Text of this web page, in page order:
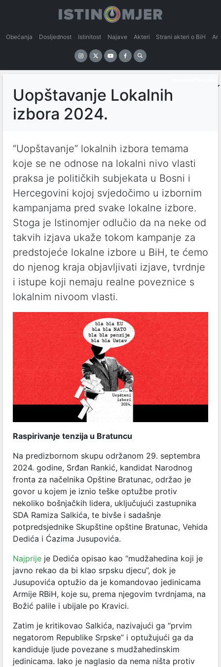
Obećanja Dosljednost Istinitost Najave Akteri Strani akteri o BiH
Uopštavanje Lokalnih
izbora 2024.
“Uopštavanje” lokalnih izbora temama
koje se ne odnose na lokalni nivo vlasti
praksa je političkih subjekata u Bosni i
Hercegovini kojoj svjedočimo u izbornim
kampanjama pred svake lokalne izbore.
Stoga je Istinomjer odlučio da na neke od
takvih izjava ukaže tokom kampanje za
predstojeće lokalne izbore u BiH, te ćemo
do njenog kraja objavljivati izjave, tvrdnje
i istupe koji nemaju realne poveznice s
lokalnim nivoom vlasti.
Raspirivanje tenzija u Bratuncu
Na predizbornom skupu održanom 29. septembra
2024. godine, Srđan Rankić, kandidat Narodnog
fronta za načelnika Opštine Bratunac, održao je
govor u kojem je iznio teške optužbe protiv
nekoliko bošnjačkih lidera, uključujući zastupnika
SDA Ramiza Salkića, te bivše i sadašnje
potpredsjednike Skupštine opštine Bratunac, Vehida
Dedića i Ćazima Jusupovića.
Najprije je Dedića opisao kao “mudžahedina koji je
javno rekao da bi klao srpsku djecu”, dok je
Jusupovića optužio da je komandovao jedinicama
Armije RBiH, koje su, prema njegovim tvrdnjama, na
Božić palile i ubijale po Kravici.
Zatim je kritikovao Salkića, nazivajući ga “prvim
negatorom Republike Srpske” i optužujući ga da
kandiduje ljude povezane s mudžahedinskim
jedinicama. Iako je naglasio da nema ništa protiv